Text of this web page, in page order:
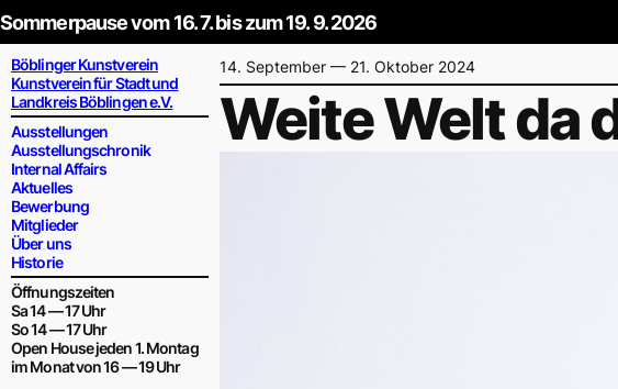
Zum
Inhalt
springen
Böblinger Kunstverein
Kunstverein für Stadt und
Landkreis Böblingen e.V.
Ausstellungen
Ausstellungschronik
Internal Affairs
Aktuelles
Bewerbung
Mitglieder
Über uns
Historie
Öffnungszeiten
Sa 14 — 17 Uhr
So 14 — 17 Uhr
Open House jeden 1. Montag
im Monat von 16 — 19 Uhr
Sommerpause vom 16. 7. bis zum 19. 9. 2026
14. September — 21. Oktober 2024
Weite Welt da